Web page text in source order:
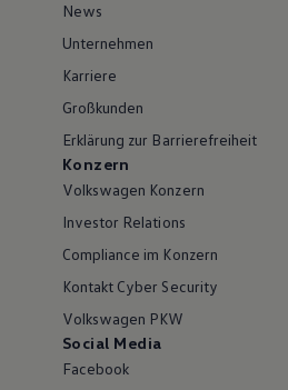
News
Unternehmen
Karriere
Großkunden
Erklärung zur Barrierefreiheit
Konzern
Volkswagen Konzern
Investor Relations
Compliance im Konzern
Kontakt Cyber Security
Volkswagen PKW
Social Media
Facebook